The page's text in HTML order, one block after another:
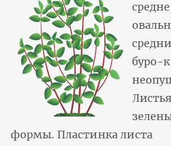
буро-
формы. Пластинка листа